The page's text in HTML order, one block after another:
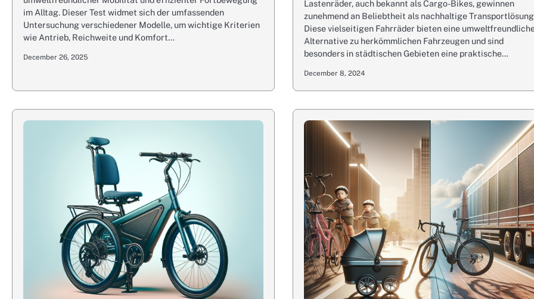
im Alltag. Dieser Test widmet sich der umfassenden
Untersuchung verschiedener Modelle, um wichtige Kriterien
wie Antrieb, Reichweite und Komfort…
December 26, 2025
Lastenräder, auch bekannt als Cargo-Bikes, gewinnen
zunehmend an Beliebtheit als nachhaltige
Diese vielseitigen Fahrräder bieten eine
Alternative zu herkömmlichen Fahrzeugen und sind
besonders in städtischen Gebieten eine praktische…
December 8, 2024